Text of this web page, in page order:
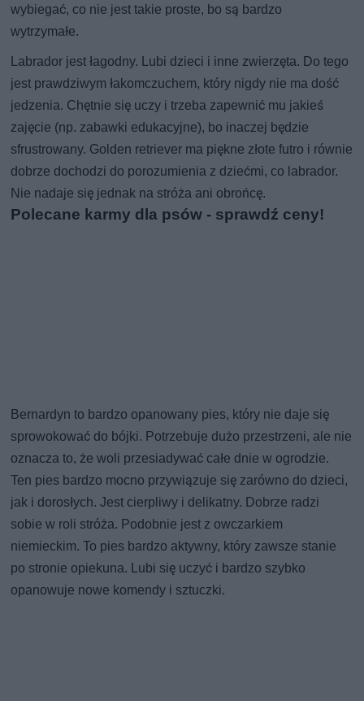
wybiegać, co nie jest takie proste, bo są bardzo
wytrzymałe.
Labrador jest łagodny. Lubi dzieci i inne zwierzęta. Do tego
jest prawdziwym łakomczuchem, który nigdy nie ma dość
jedzenia. Chętnie się uczy i trzeba zapewnić mu jakieś
zajęcie (np. zabawki edukacyjne), bo inaczej będzie
sfrustrowany. Golden retriever ma piękne złote futro i równie
dobrze dochodzi do porozumienia z dziećmi, co labrador.
Nie nadaje się jednak na stróża ani obrońcę.
Polecane karmy dla psów - sprawdź ceny!
Bernardyn to bardzo opanowany pies, który nie daje się
sprowokować do bójki. Potrzebuje dużo przestrzeni, ale nie
oznacza to, że woli przesiadywać całe dnie w ogrodzie.
Ten pies bardzo mocno przywiązuje się zarówno do dzieci,
jak i dorosłych. Jest cierpliwy i delikatny. Dobrze radzi
sobie w roli stróża. Podobnie jest z owczarkiem
niemieckim. To pies bardzo aktywny, który zawsze stanie
po stronie opiekuna. Lubi się uczyć i bardzo szybko
opanowuje nowe komendy i sztuczki.